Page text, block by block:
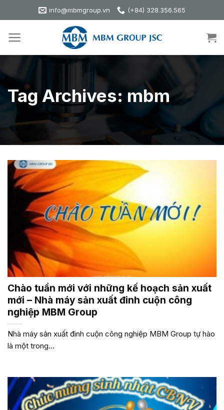
to
info@mbmgroup.vn (+84) 328.356.565
Tag Archives: mbm
Chào tuần mới với những kế hoạch sản xuất
mới – Nhà máy sản xuất đinh cuộn công
nghiệp MBM Group
Nhà máy sản xuất đinh cuộn công nghiệp MBM Group tự hào
là một trong...